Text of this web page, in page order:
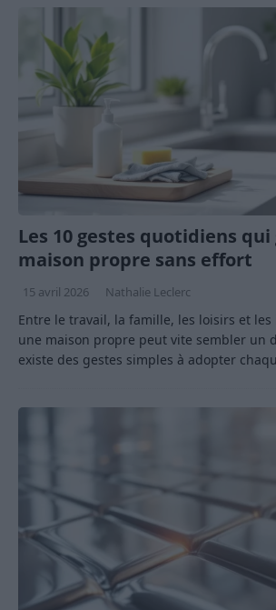
Les 10 gestes quotidiens
maison propre sans effort
15 avril 2026 Nathalie Leclerc
Entre le travail, la famille, les loisirs et
une maison propre peut vite sembler un
existe des gestes simples à adopter